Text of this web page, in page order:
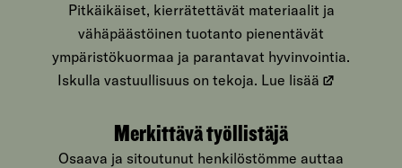
Pitkäikäiset, kierrätettävät materiaalit ja
vähäpäästöinen tuotanto pienentävät
ympäristökuormaa ja parantavat hyvinvointia.
Iskulla vastuullisuus on tekoja. Lue lisää
Merkittävä työllistäjä
Osaava ja sitoutunut henkilöstömme auttaa